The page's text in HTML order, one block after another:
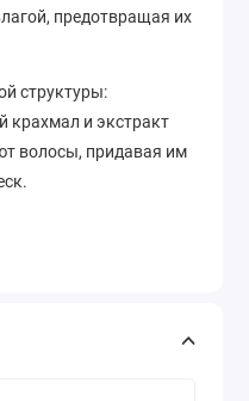
предотвращая их
структуры:
крахмал и экстракт
волосы, придавая им
защитный барьер,